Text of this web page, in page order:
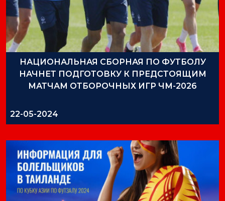
НАЦИОНАЛЬНАЯ СБОРНАЯ ПО ФУТБОЛУ
НАЧНЕТ ПОДГОТОВКУ К ПРЕДСТОЯЩИМ
МАТЧАМ ОТБОРОЧНЫХ ИГР ЧМ-2026
22-05-2024